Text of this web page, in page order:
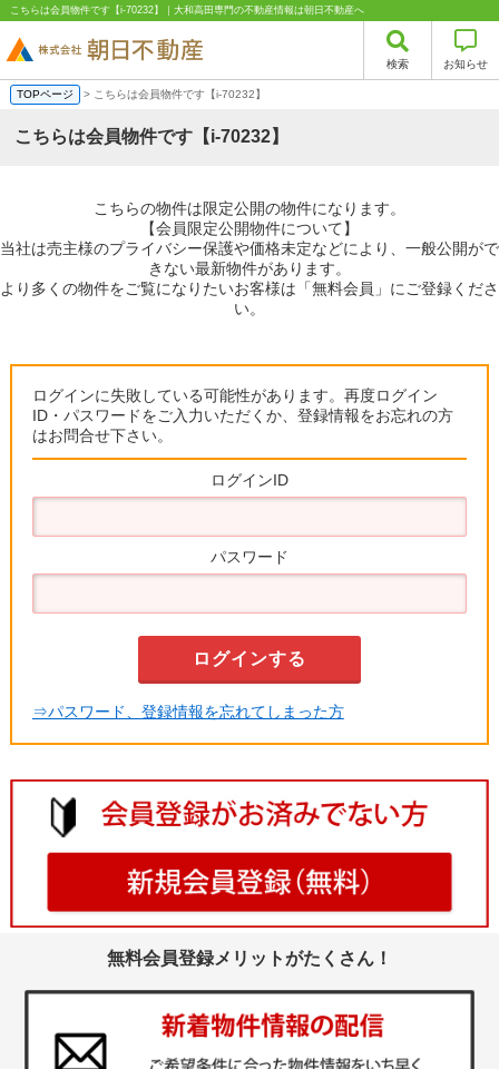
こちらは会員物件です【i-70232】｜大和高田専門の不動産情報は朝日不動産へ
検索 お知らせ
TOPページ > こちらは会員物件です【i-70232】
こちらは会員物件です【i-70232】
こちらの物件は限定公開の物件になります。
【会員限定公開物件について】
当社は売主様のプライバシー保護や価格未定などにより、一般公開がで
きない最新物件があります。
より多くの物件をご覧になりたいお客様は「無料会員」にご登録くださ
い。
ログインに失敗している可能性があります。再度ログイン
ID・パスワードをご入力いただくか、登録情報をお忘れの方
はお問合せ下さい。
ログインID
パスワード
⇒パスワード、登録情報を忘れてしまった方
無料会員登録メリットがたくさん！